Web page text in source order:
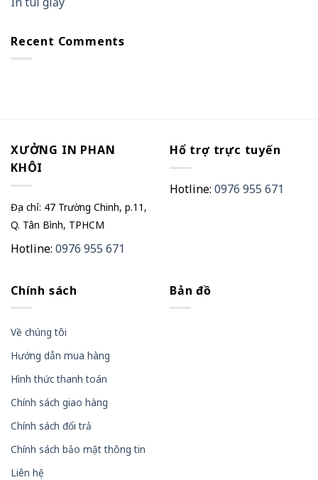
Recent Comments
XƯỞNG IN PHAN
KHÔI
Địa chỉ: 47 Trường Chinh, p.11,
Q. Tân Bình, TPHCM
Hotline: 0976 955 671
Hổ trợ trực tuyến
Hotline: 0976 955 671
Chính sách
Về chúng tôi
Hướng dẫn mua hàng
Hình thức thanh toán
Chính sách giao hàng
Chính sách đổi trả
Chính sách bảo mật thông tin
Liên hệ
Bản đồ